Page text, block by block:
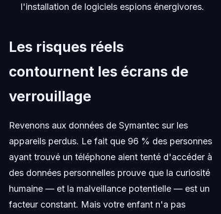
l'installation de logiciels espions énergivores.
Les risques réels
contournent les écrans de
verrouillage
Revenons aux données de Symantec sur les
appareils perdus. Le fait que 96 % des personnes
ayant trouvé un téléphone aient tenté d'accéder à
des données personnelles prouve que la curiosité
humaine — et la malveillance potentielle — est un
facteur constant. Mais votre enfant n'a pas